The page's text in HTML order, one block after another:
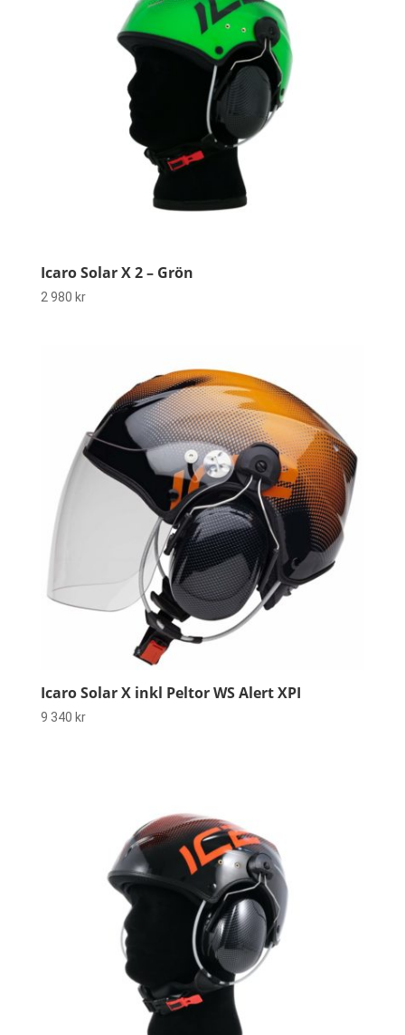
Icaro Solar X 2 – Grön
2 980 kr
Icaro Solar X inkl Peltor WS Alert XPI
9 340 kr